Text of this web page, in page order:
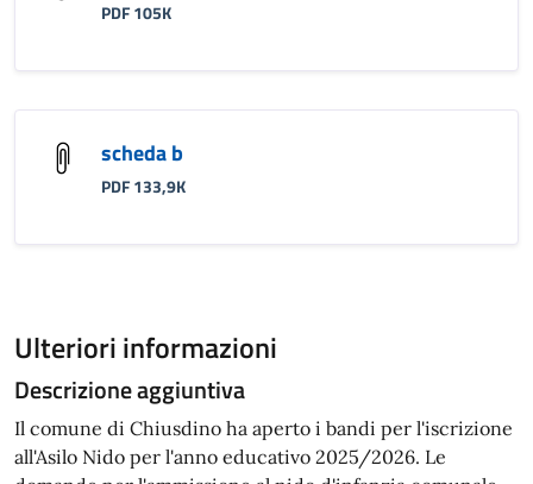
PDF 105K
scheda b
PDF 133,9K
Ulteriori informazioni
Descrizione aggiuntiva
Il comune di Chiusdino ha aperto i bandi per l'iscrizione
all'Asilo Nido per l'anno educativo 2025/2026. Le